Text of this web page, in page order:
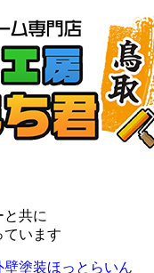
共に
ています